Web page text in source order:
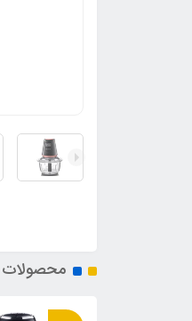
محصولات